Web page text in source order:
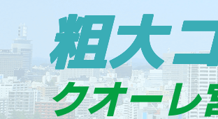
粗大
クオーレ